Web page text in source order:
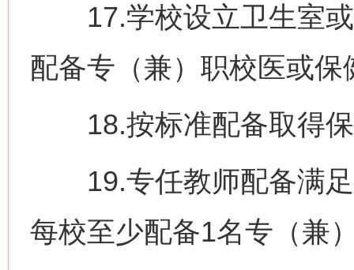
17.学校设立卫生室或
配备专（兼）职校医或保
18.按标准配备取得保
19.专任教师配备满足
每校至少配备1名专（兼